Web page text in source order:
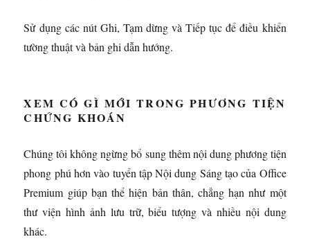
Sử dụng các nút Ghi, Tạm dừng và Tiếp tục để điều khiển
tường thuật và bản ghi dẫn hướng.
XEM CÓ GÌ MỚI TRONG PHƯƠNG TIỆN
CHỨNG KHOÁN
Chúng tôi không ngừng bổ sung thêm nội dung phương tiện
phong phú hơn vào tuyển tập Nội dung Sáng tạo của Office
Premium giúp bạn thể hiện bản thân, chẳng hạn như một
thư viện hình ảnh lưu trữ, biểu tượng và nhiều nội dung
khác.